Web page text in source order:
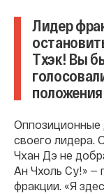
Лидер
Тхэк! Вы
Оппозиционные
своего лидера.
Чхан Дэ не
Ан Чхоль Су!» —
фракции. «Я